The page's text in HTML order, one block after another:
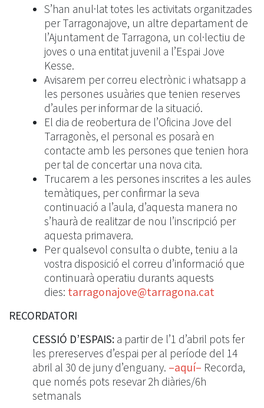
S’han anul·lat totes les activitats organitzades
per Tarragonajove, un altre departament de
l’Ajuntament de Tarragona, un col·lectiu de
joves o una entitat juvenil a l’Espai Jove
Kesse.
Avisarem per correu electrònic i whatsapp a
les persones usuàries que tenien reserves
d’aules per informar de la situació.
El dia de reobertura de l’Oficina Jove del
Tarragonès, el personal es posarà en
contacte amb les persones que tenien hora
per tal de concertar una nova cita.
Trucarem a les persones inscrites a les aules
temàtiques, per confirmar la seva
continuació a l’aula, d’aquesta manera no
s’haurà de realitzar de nou l’inscripció per
aquesta primavera.
Per qualsevol consulta o dubte, teniu a la
vostra disposició el correu d’informació que
continuarà operatiu durants aquests
dies: tarragonajove@tarragona.cat
RECORDATORI
CESSIÓ D’ESPAIS: a partir de l’1 d’abril pots fer
les prereserves d’espai per al període del 14
abril al 30 de juny d’enguany. –aquí– Recorda,
que només pots resevar 2h diàries/6h
setmanals